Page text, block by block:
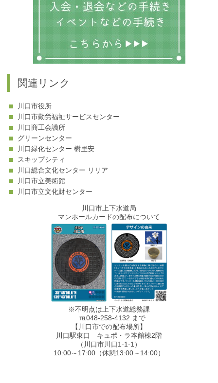
関連リンク
川口市役所
川口市勤労福祉サービスセンター
川口商工会議所
グリーンセンター
川口緑化センター 樹里安
スキップシティ
川口総合文化センター リリア
川口市立美術館
川口市立文化財センター
川口市上下水道局
マンホールカードの配布について
※不明点は上下水道総務課
℡048-258-4132 まで
【川口市での配布場所】
川口駅東口 キュポ・ラ本館棟2階
（川口市川口1-1-1）
10:00～17:00（休憩13:00～14:00）